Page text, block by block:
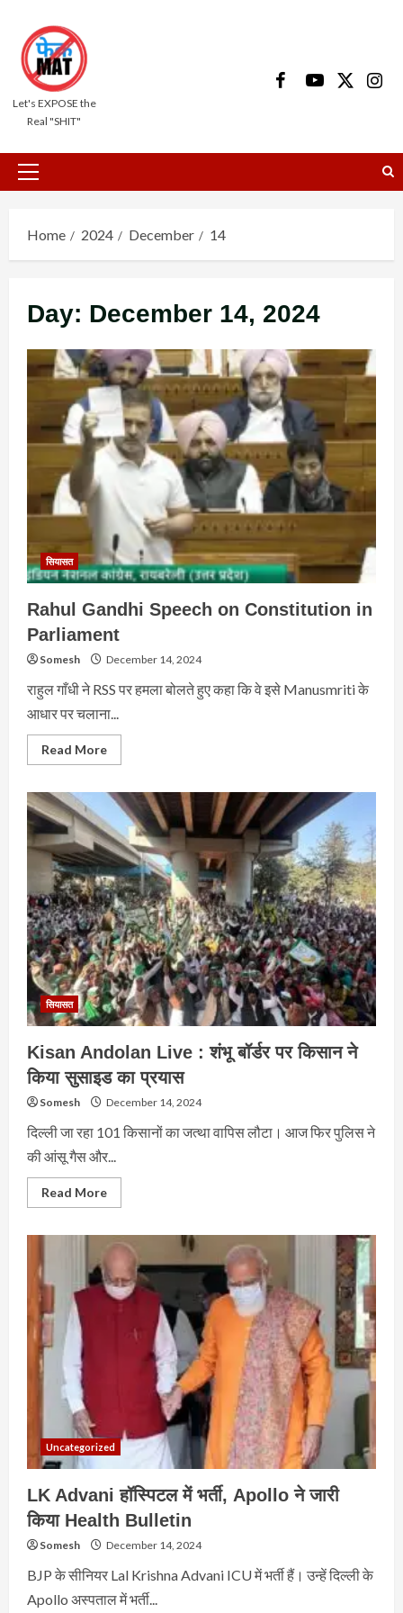
content
Let's EXPOSE the
Real "SHIT"
FacebookYoutube
X
Primary
Home 2024 December 14
Day: December 14, 2024
सियासत
Rahul Gandhi Speech on Constitution in
Parliament
Somesh December 14, 2024
राहुल गाँधी ने RSS पर हमला बोलते हुए कहा कि वे इसे Manusmriti के
आधार पर चलाना...
Read MoreRead
more
Gandhi
Speech
on
Constitution
in
Parliament
सियासत
Kisan Andolan Live : शंभू बॉर्डर पर किसान ने
किया सुसाइड का प्रयास
Somesh December 14, 2024
दिल्ली जा रहा 101 किसानों का जत्था वापिस लौटा। आज फिर पुलिस ने
की आंसू गैस और...
Read MoreRead
more
Andolan
Live
:
शंभू
बॉर्डर
पर
Uncategorized
LK Advani हॉस्पिटल में भर्ती, Apollo ने जारी
किया Health Bulletin
Somesh December 14, 2024
BJP के सीनियर Lal Krishna Advani ICU में भर्ती हैं। उन्हें दिल्ली के
Apollo अस्पताल में भर्ती...